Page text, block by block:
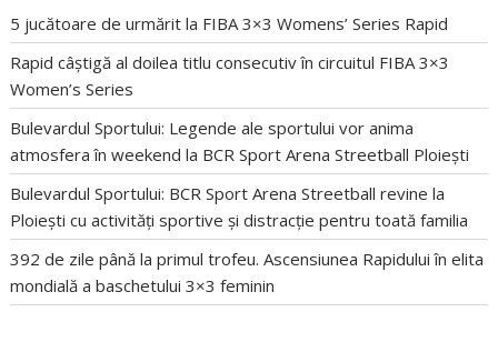
5 jucătoare de urmărit la FIBA 3×3 Womens’ Series Rapid
Rapid câștigă al doilea titlu consecutiv în circuitul FIBA 3×3
Women’s Series
Bulevardul Sportului: Legende ale sportului vor anima
atmosfera în weekend la BCR Sport Arena Streetball Ploiești
Bulevardul Sportului: BCR Sport Arena Streetball revine la
Ploiești cu activități sportive și distracție pentru toată familia
392 de zile până la primul trofeu. Ascensiunea Rapidului în elita
mondială a baschetului 3×3 feminin